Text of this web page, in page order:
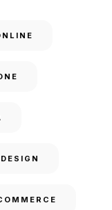
DESIGN